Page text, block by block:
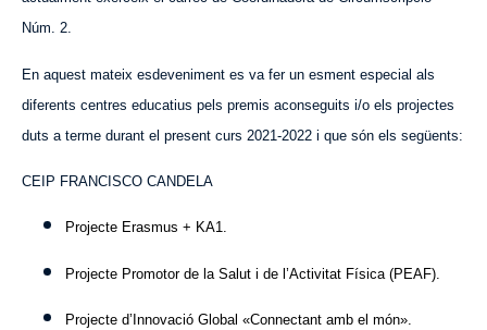
Núm. 2.
En aquest mateix esdeveniment es va fer un esment especial als
diferents centres educatius pels premis aconseguits i/o els projectes
duts a terme durant el present curs 2021-2022 i que són els següents:
CEIP FRANCISCO CANDELA
Projecte Erasmus + KA1.
Projecte Promotor de la Salut i de l’Activitat Física (PEAF).
Projecte d’Innovació Global «Connectant amb el món».